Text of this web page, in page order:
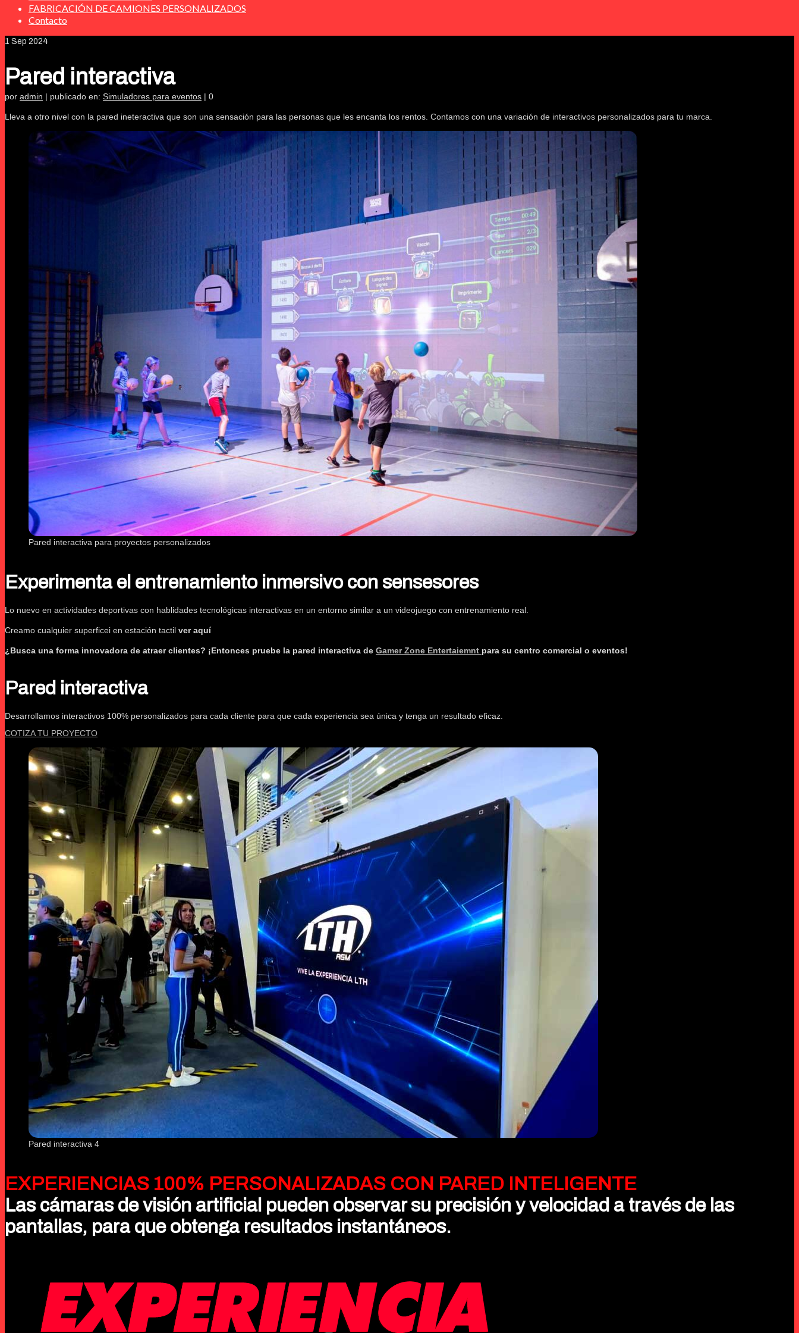
FABRICACIÓN DE CAMIONES PERSONALIZADOS
Contacto
1 Sep 2024
Pared interactiva
por admin | publicado en: Simuladores para eventos | 0
Lleva a otro nivel con la pared ineteractiva que son una sensación para las personas que les encanta los rentos. Contamos con una variación de interactivos personalizados para tu marca.
Pared interactiva para proyectos personalizados
Experimenta el entrenamiento inmersivo con sensesores
Lo nuevo en actividades deportivas con hablidades tecnológicas interactivas en un entorno similar a un videojuego con entrenamiento real.
Creamo cualquier superficei en estación tactil ver aquí
¿Busca una forma innovadora de atraer clientes? ¡Entonces pruebe la pared interactiva de Gamer Zone Entertaiemnt para su centro comercial o eventos!
Pared interactiva
Desarrollamos interactivos 100% personalizados para cada cliente para que cada experiencia sea única y tenga un resultado eficaz.
COTIZA TU PROYECTO
Pared interactiva 4
EXPERIENCIAS 100% PERSONALIZADAS CON PARED INTELIGENTE
Las cámaras de visión artificial pueden observar su precisión y velocidad a través de las
pantallas, para que obtenga resultados instantáneos.